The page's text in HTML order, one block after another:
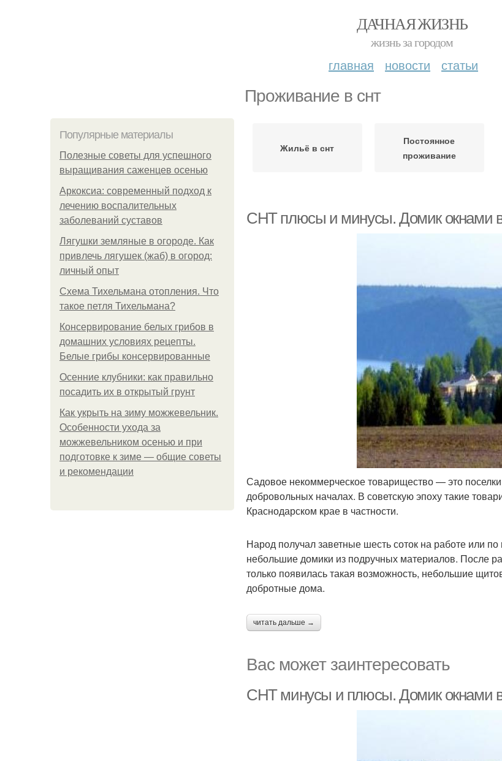
ДАЧНАЯ ЖИЗНЬ
жизнь за городом
главная новости статьи
Проживание в снт
Популярные материалы
Полезные советы для успешного
выращивания саженцев осенью
Аркоксиа: современный подход к
лечению воспалительных
заболеваний суставов
Лягушки земляные в огороде. Как
привлечь лягушек (жаб) в огород:
личный опыт
Схема Тихельмана отопления. Что
такое петля Тихельмана?
Консервирование белых грибов в
домашних условиях рецепты.
Белые грибы консервированные
Осенние клубники: как правильно
посадить их в открытый грунт
Как укрыть на зиму можжевельник.
Особенности ухода за
можжевельником осенью и при
подготовке к зиме — общие советы
и рекомендации
Жильё в снт
Постоянное
проживание
СНТ плюсы и минусы. Домик окнами
Садовое некоммерческое товарищество — это
добровольных началах. В советскую эпоху такие
Краснодарском крае в частности.
Народ получал заветные шесть соток на работе или
небольшие домики из подручных материалов. После
только появилась такая возможность, небольшие
добротные дома.
читать дальше →
Вас может заинтересовать
СНТ минусы и плюсы. Домик окнами